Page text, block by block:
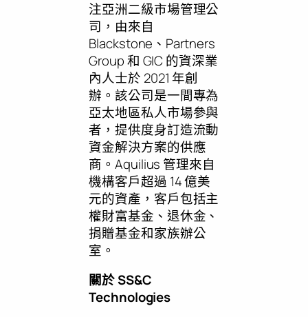
注亞洲二級市場管理公
司，由來自
Blackstone、Partners
Group 和 GIC 的資深業
內人士於 2021 年創
辦。該公司是一間專為
亞太地區私人市場參與
者，提供度身訂造流動
資金解決方案的供應
商。Aquilius 管理來自
機構客戶超過 14 億美
元的資產，客戶包括主
權財富基金、退休金、
捐贈基金和家族辦公
室。
關於 SS&C
Technologies